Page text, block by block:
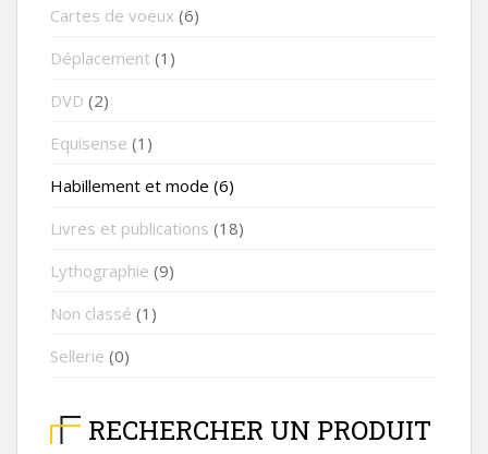
Cartes de voeux (6)
Déplacement (1)
DVD (2)
Equisense (1)
Habillement et mode (6)
Livres et publications (18)
Lythographie (9)
Non classé (1)
Sellerie (0)
RECHERCHER UN PRODUIT